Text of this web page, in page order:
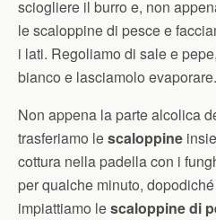
sciogliere il burro e, non
le scaloppine di pesce e
i lati. Regoliamo di sale e
bianco e lasciamolo evaporare.
Non appena la parte alcolica
trasferiamo lescaloppine
cottura nella padella con i
per qualche minuto,
impiattiamo lescaloppine di